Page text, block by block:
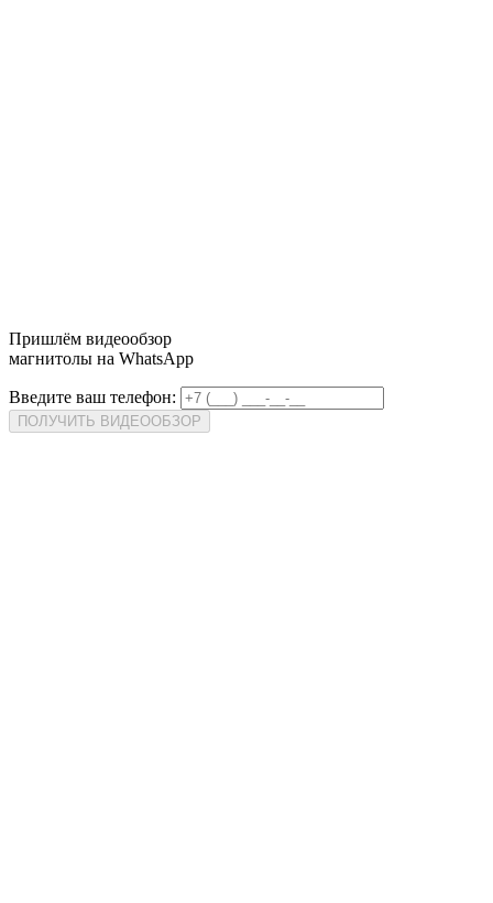
Пришлём видеообзор
магнитолы на WhatsApp
Введите ваш телефон:
ПОЛУЧИТЬ ВИДЕООБЗОР